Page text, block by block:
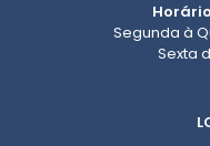
Segunda à
Sexta